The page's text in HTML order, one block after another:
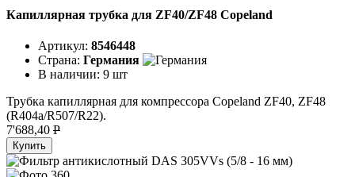
Капиллярная трубка для ZF40/ZF48 Copeland
Артикул: 8546448
Страна: Германия
В наличии: 9 шт
Трубка капиллярная для компрессора Copeland ZF40, ZF48
(R404a/R507/R22).
7'688,40 P
Купить